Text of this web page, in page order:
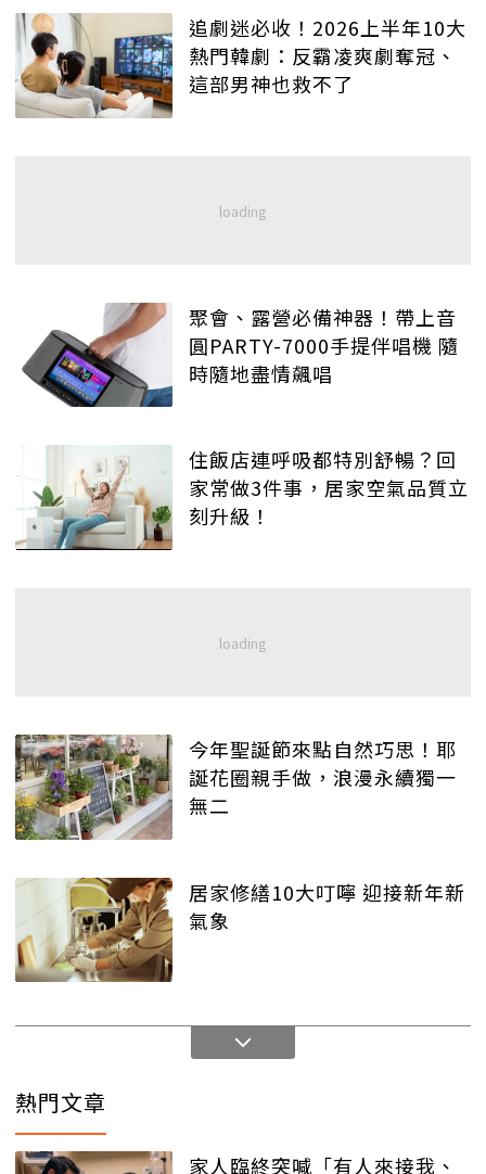
追劇迷必收！2026上半年10大
熱門韓劇：反霸凌爽劇奪冠、
這部男神也救不了
聚會、露營必備神器！帶上音
圓PARTY-7000手提伴唱機 隨
時隨地盡情飆唱
住飯店連呼吸都特別舒暢？回
家常做3件事，居家空氣品質立
刻升級！
今年聖誕節來點自然巧思！耶
誕花圈親手做，浪漫永續獨一
無二
居家修繕10大叮嚀 迎接新年新
氣象
熱門文章
家人臨終突喊「有人來接我、